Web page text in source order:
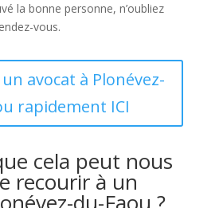
la bonne personne, n’oubliez
vous.
avocat à Plonévez-
rapidement ICI
cela peut nous
recourir à un